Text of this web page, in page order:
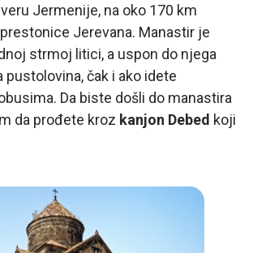
Jermenije, na oko 170 km
Jerevana. Manastir je
strmoj litici, a uspon do njega
pustolovina, čak i ako idete
Da biste došli do manastira
da prođete kroz kanjon Debed koji